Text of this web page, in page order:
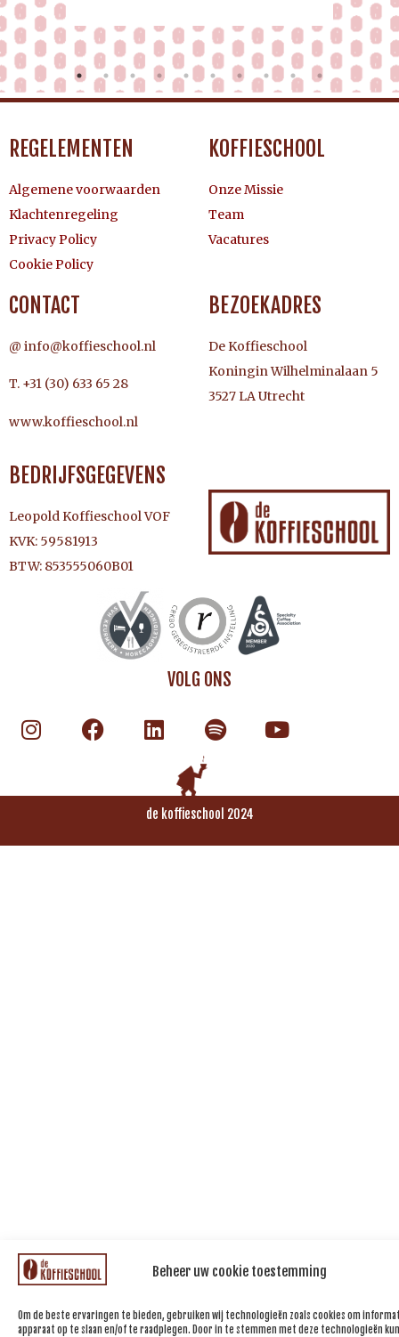
Beheer uw cookie toestemming
Om de beste ervaringen te bieden, gebruiken wij technologieën zoals cookies om
apparaat op te slaan en/of te raadplegen. Door in te stemmen met deze technologieën
REGELEMENTEN
Algemene voorwaarden
Klachtenregeling
Privacy Policy
Cookie Policy
KOFFIESCHOOL
Onze Missie
Team
Vacatures
CONTACT
@ info@koffieschool.nl
T. +31 (30) 633 65 28
www.koffieschool.nl
BEZOEKADRES
De Koffieschool
Koningin Wilhelminalaan 5
3527 LA Utrecht
BEDRIJFSGEGEVENS
Leopold Koffieschool VOF
KVK: 59581913
BTW: 853555060B01
VOLG ONS
de koffieschool 2024